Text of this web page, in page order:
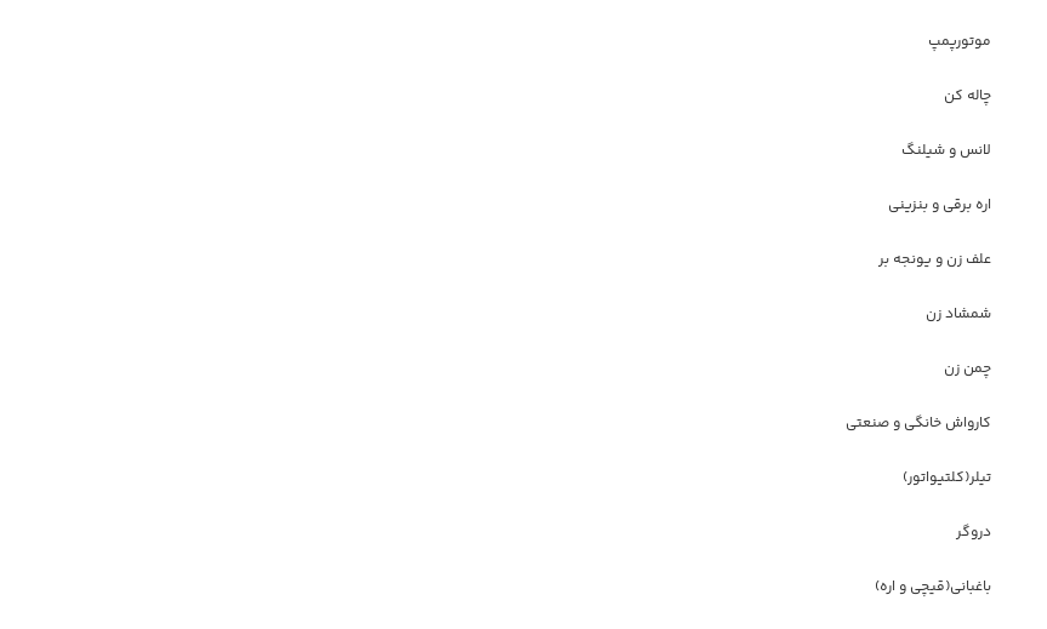
موتورپمپ
چاله کن
لانس و شیلنگ
اره برقی و بنزینی
علف زن و یونجه بر
شمشاد زن
چمن زن
کارواش خانگی و صنعتی
تیلر(کلتیواتور)
دروگر
باغبانی(قیچی و اره)